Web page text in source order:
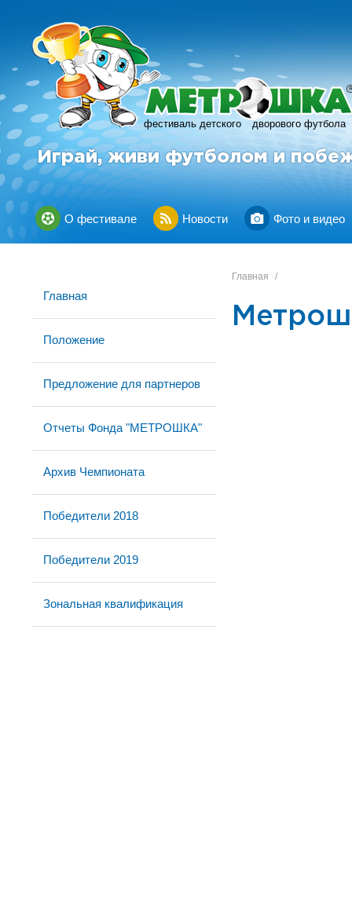
фестиваль детского дворового футбола
R
Играй, живи футболом и
О фестивале Новости Фото и видео
Главная
Положение
Предложение для партнеров
Отчеты Фонда "МЕТРОШКА"
Архив Чемпионата
Победители 2018
Победители 2019
Зональная квалификация
Главная /